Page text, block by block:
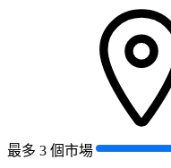
最多 3 個市場